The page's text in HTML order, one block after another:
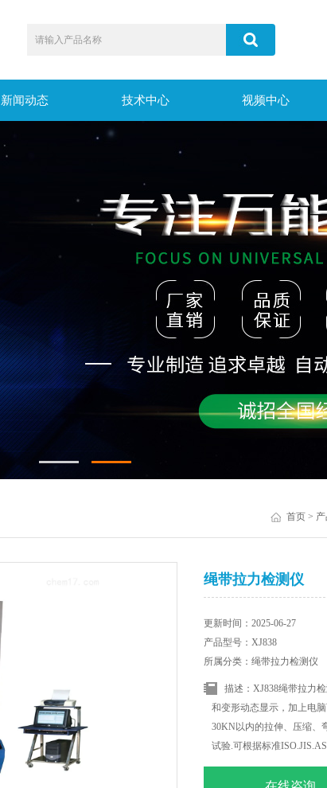
新闻动态 技术中心 视频中心
首页>
绳带拉力检测仪
更新时间：2025-06-27
产品型号：XJ838
所属分类：绳带拉力检测仪
描述：XJ838绳带拉力
和变形动态显示，加上电
30KN以内的拉伸、压缩、
试验.可根据标准